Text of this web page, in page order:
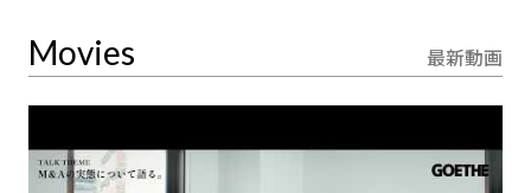
Movies 最新動画